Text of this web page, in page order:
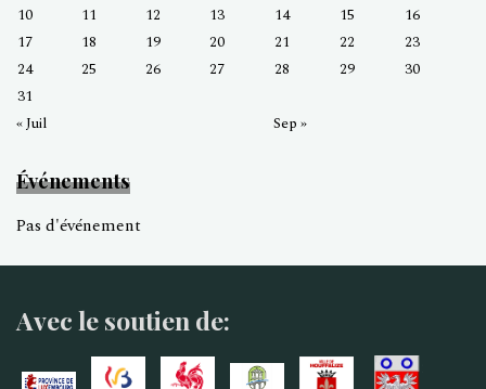
10
11 12 13 14 15
16
17
18 19 20 21 22
23
24
25 26 27 28 29
30
31
« Juil
Sep »
Événements
Pas d'événement
Avec le soutien de: